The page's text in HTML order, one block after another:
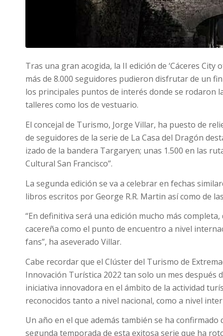
Tras una gran acogida, la II edición de ‘Cáceres
más de 8.000 seguidores pudieron disfrutar de un
los principales puntos de interés donde se rodaron
talleres como los de vestuario.
El concejal de Turismo, Jorge Villar, ha puesto de
de seguidores de la serie de La Casa del Dragón
izado de la bandera Targaryen; unas 1.500 en las
Cultural San Francisco”.
La segunda edición se va a celebrar en fechas
libros escritos por George R.R. Martin así como de
“En definitiva será una edición mucho más
cacereña como el punto de encuentro a nivel
fans”, ha aseverado Villar.
Cabe recordar que el Clúster del Turismo de
Innovación Turística 2022 tan solo un mes
iniciativa innovadora en el ámbito de la actividad
reconocidos tanto a nivel nacional, como a nivel
Un año en el que además también se ha
segunda temporada de esta exitosa serie que ha